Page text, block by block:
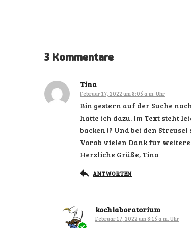
3 Kommentare
Tina
Februar 17, 2022 um 8:05 a.m. Uhr
Bin gestern auf der Suche
hätte ich dazu. Im Text steht
backen !? Und bei den
Vorab vielen Dank für
Herzliche Grüße, Tina
ANTWORTEN
kochlaboratorium
Februar 17, 2022 um 8:15 a.m. Uhr